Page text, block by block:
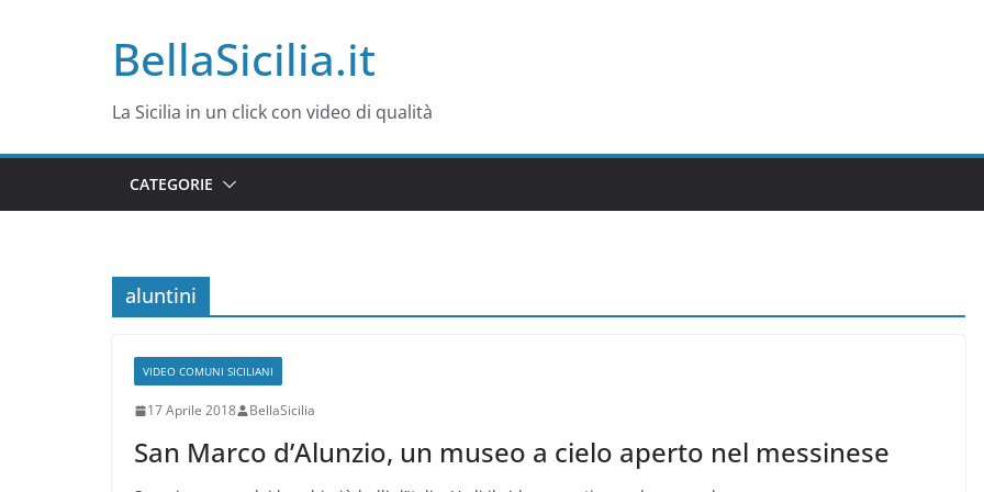
BellaSicilia.it
La Sicilia in un click con video di qualità
CATEGORIE
aluntini
VIDEO COMUNI SICILIANI
17 Aprile 2018 BellaSicilia
San Marco d’Alunzio, un museo a cielo aperto nel messinese